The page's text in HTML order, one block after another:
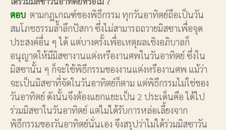
ตอบ ตามกฎเกณฑ์ของพิธีกรรม ทุกวันอาทิตย์ถือเป็นวัน
สมโภชธรรมล้ำลึกปัสกา ซึ่งไม่สามารถถวายมิสซาเพื่อจุด
ประสงค์อื่น ๆ ได้ แต่บางครั้งเพื่อเหตุผลเชิงอภิบาลก็
อนุญาตให้มีมิสซางานแต่งหรืองานศพในวันอาทิตย์ ซึ่งใน
มิสซานั้น ๆ ก็จะใช้พิธีกรรมของงานแต่งหรืองานศพ แม้ว่า
จะเป็นมิสซาที่จัดในวันอาทิตย์ก็ตาม แต่พิธีกรรมไม่ใช่ของ
วันอาทิตย์ ดังนั้นจึงต้องแยกแยะเป็น 2 ประเด็นคือ ได้ไป
ร่วมมิสซาในวันอาทิตย์ แต่ไม่ได้รับการหล่อเลี้ยงจาก
พิธีกรรมของวันอาทิตย์นั่นเอง จึงสรุปว่าไม่ได้ร่วมมิสซาวัน